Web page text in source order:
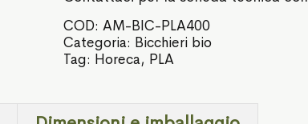
COD:AM-BIC-PLA400
Categoria: Bicchieri bio
Tag: Horeca, PLA